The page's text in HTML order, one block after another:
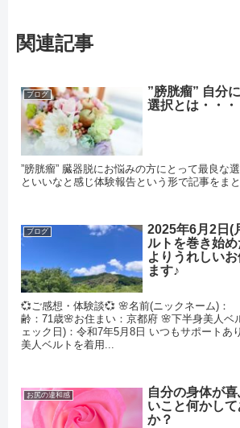
関連記事
ブログ
”膀胱瘤” 自分
選択とは・・・
”膀胱瘤” 臓器脱にお悩みの方にとって最良な
といいなと感じ体験報告という形で記事をま
ブログ
2025年6月2日(
ルトを巻き始
よりうれしい
ます♪
💞ご感想・体験談💞 🌸名前(ニックネーム)
齢：71歳🌸お住まい：京都府 🌸下半身美人ベ
ェック日)：令和7年5月8日 いつもサポートあ
美人ベルトを着用...
お尻の違和感
自分の身体が
いこと何かし
か？